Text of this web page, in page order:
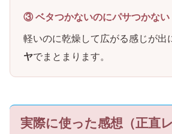
③ ベタつかないのにパサつかない
軽いのに乾燥して広がる感じが出
ヤでまとまります。
実際に使った感想（正直